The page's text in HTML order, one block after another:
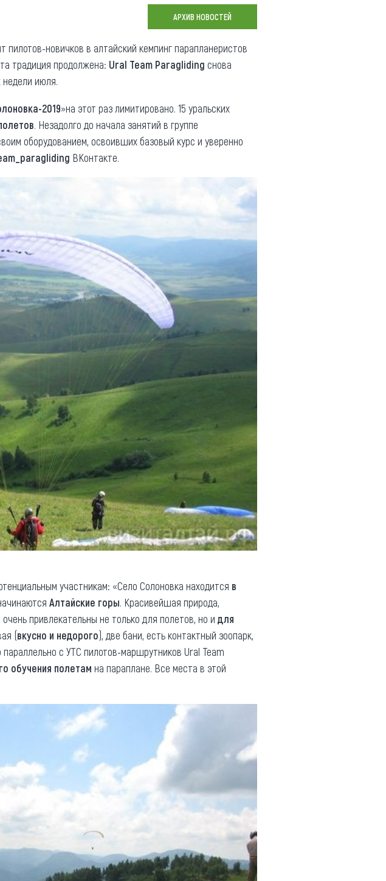
Общая информация
Как добраться
Люди, прославившие Алтай
Карты и буклеты
Коллекция впечатлений
Блог путешественника
Видеогалерея
АРХИВ НОВОСТЕЙ
пилотов-новичков в алтайский кемпинг парапланеристов
традиция продолжена: Ural Team Paragliding снова
июля.
2019»на этот раз лимитировано. 15 уральских
. Незадолго до начала занятий в группе
оборудованием, освоивших базовый курс и уверенно
ВКонтакте.
участникам: «Село Солоновка находится в
Алтайские горы. Красивейшая природа,
привлекательны не только для полетов, но и для
(вкусно и недорого), две бани, есть контактный зоопарк,
с УТС пилотов-маршрутников Ural Team
обучения полетам на параплане. Все места в этой